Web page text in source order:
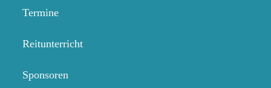
Termine
Reitunterricht
Sponsoren